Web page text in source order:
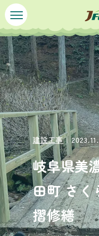
ペ
ー
ジ
の
先
頭
で
す
。
メ
ニ
ュ
ー
を
飛
ば
し
て
本
文
へ
本
文
建設工事｜
岐阜県美
田町 さく
摺修繕